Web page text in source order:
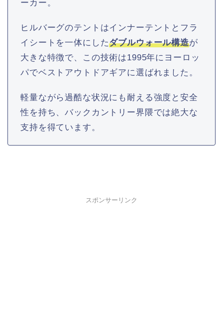
ーカー。
ヒルバーグのテントはインナーテントとフラ
イシートを一体にしたダブルウォール構造が
大きな特徴で、この技術は1995年にヨーロッ
パでベストアウトドアギアに選ばれました。
軽量ながら過酷な状況にも耐える強度と安全
性を持ち、バックカントリー界隈では絶大な
支持を得ています。
スポンサーリンク